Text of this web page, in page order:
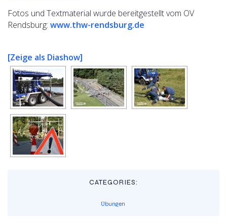
Fotos und Textmaterial wurde bereitgestellt vom OV
Rendsburg: www.thw-rendsburg.de
[Zeige als Diashow]
CATEGORIES:
Übungen